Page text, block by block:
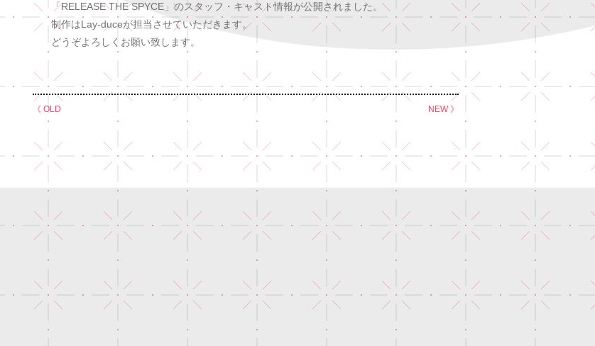
「RELEASE THE SPYCE」のスタッフ・キャスト情報が公開されました。
制作はLay-duceが担当させていただきます。
どうぞよろしくお願い致します。
NEW 》
《 OLD